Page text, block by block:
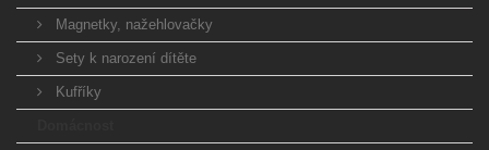
Magnetky, nažehlovačky
Sety k narození dítěte
Kufříky